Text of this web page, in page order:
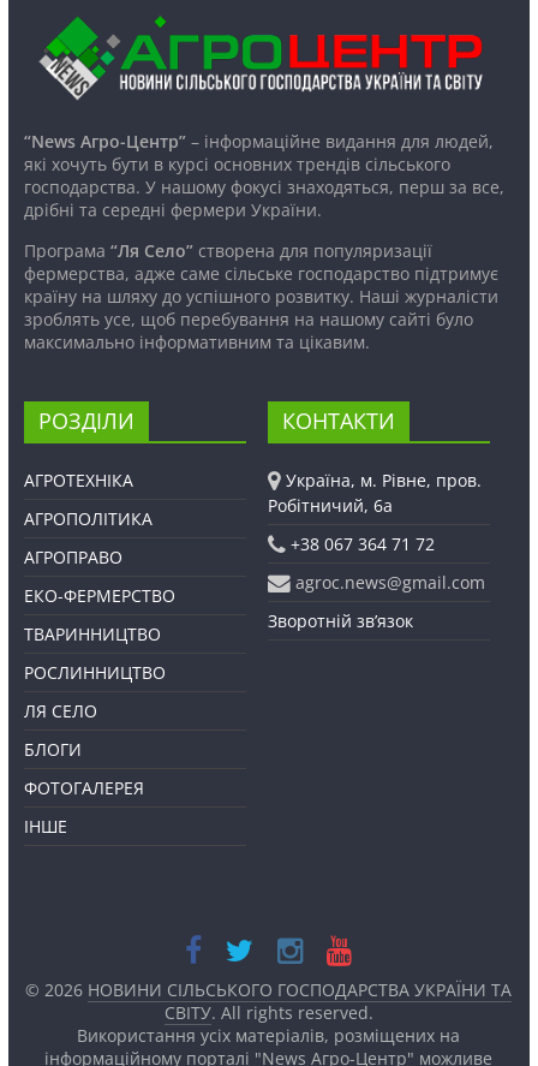
“News Агро-Центр”– інформаційне видання для людей,
які хочуть бути в курсі основних трендів сільського
господарства. У нашому фокусі знаходяться, перш за все,
дрібні та середні фермери України.
Програма “Ля Село”створена для популяризації
фермерства, адже саме сільське господарство підтримує
країну на шляху до успішного розвитку. Наші журналісти
зроблять усе, щоб перебування на нашому сайті було
максимально інформативним та цікавим.
РОЗДІЛИ
АГРОТЕХНІКА
АГРОПОЛІТИКА
АГРОПРАВО
ЕКО-ФЕРМЕРСТВО
ТВАРИННИЦТВО
РОСЛИННИЦТВО
ЛЯ СЕЛО
БЛОГИ
ФОТОГАЛЕРЕЯ
ІНШЕ
КОНТАКТИ
Україна, м. Рівне, пров.
Робітничий, 6а
+38 067 364 71 72
agroc.news@gmail.com
Зворотній зв’язок
© 2026 НОВИНИ СІЛЬСЬКОГО ГОСПОДАРСТВА УКРАЇНИ ТА
СВІТУ. All rights reserved.
Використання усіх матеріалів, розміщених на
інформаційному порталі "News Агро-Центр" можливе